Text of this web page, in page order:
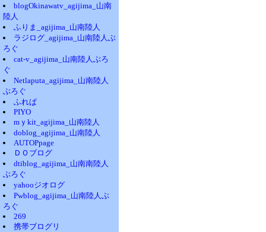
blogOkinawatv_agijima_山南
陸人
ふりま_agijima_山南陸人
ラジログ_agijima_山南陸人ぶ
ろぐ
cat-v_agijima_山南陸人ぶろ
ぐ
Netlaputa_agijima_山南陸人
ぶろぐ
ふれぱ
PIYO
mｙkit_agijima_山南陸人
doblog_agijima_山南陸人
AUTOPpage
ＤＯブログ
dtiblog_agijima_山南南陸人
ぶろぐ
yahooジオログ
Pwblog_agijima_山南陸人ぶ
ろぐ
269
携帯ブログリ